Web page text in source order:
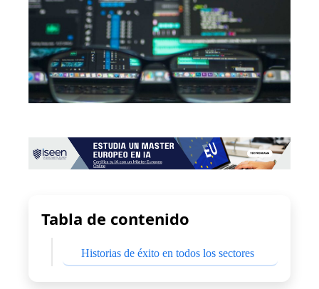
Tabla de contenido
Historias de éxito en todos los sectores